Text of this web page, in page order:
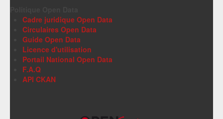
Cadre juridique Open Data
Circulaires Open Data
Guide Open Data
Licence d'utilisation
Portail National Open Data
F.A.Q
API CKAN